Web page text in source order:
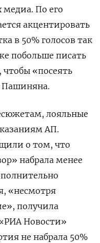
медиа. По его
акцентировать
в 50% голосов так
побольше писать
«посеять
Пашиняна.
лояльные
АП.
о том, что
набрала менее
«несмотря
получила
Новости»
не набрала 50%